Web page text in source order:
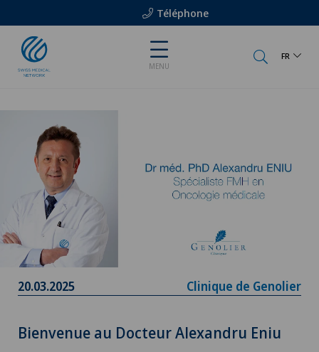
Téléphone
MENU
FR
20.03.2025 Clinique de Genolier
Bienvenue au Docteur Alexandru Eniu